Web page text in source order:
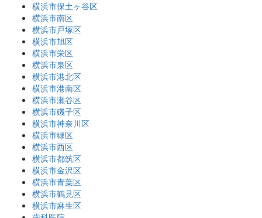
横浜市保土ヶ谷区
横浜市南区
横浜市戸塚区
横浜市旭区
横浜市栄区
横浜市泉区
横浜市港北区
横浜市港南区
横浜市瀬谷区
横浜市磯子区
横浜市神奈川区
横浜市緑区
横浜市西区
横浜市都筑区
横浜市金沢区
横浜市青葉区
横浜市鶴見区
横浜市麻生区